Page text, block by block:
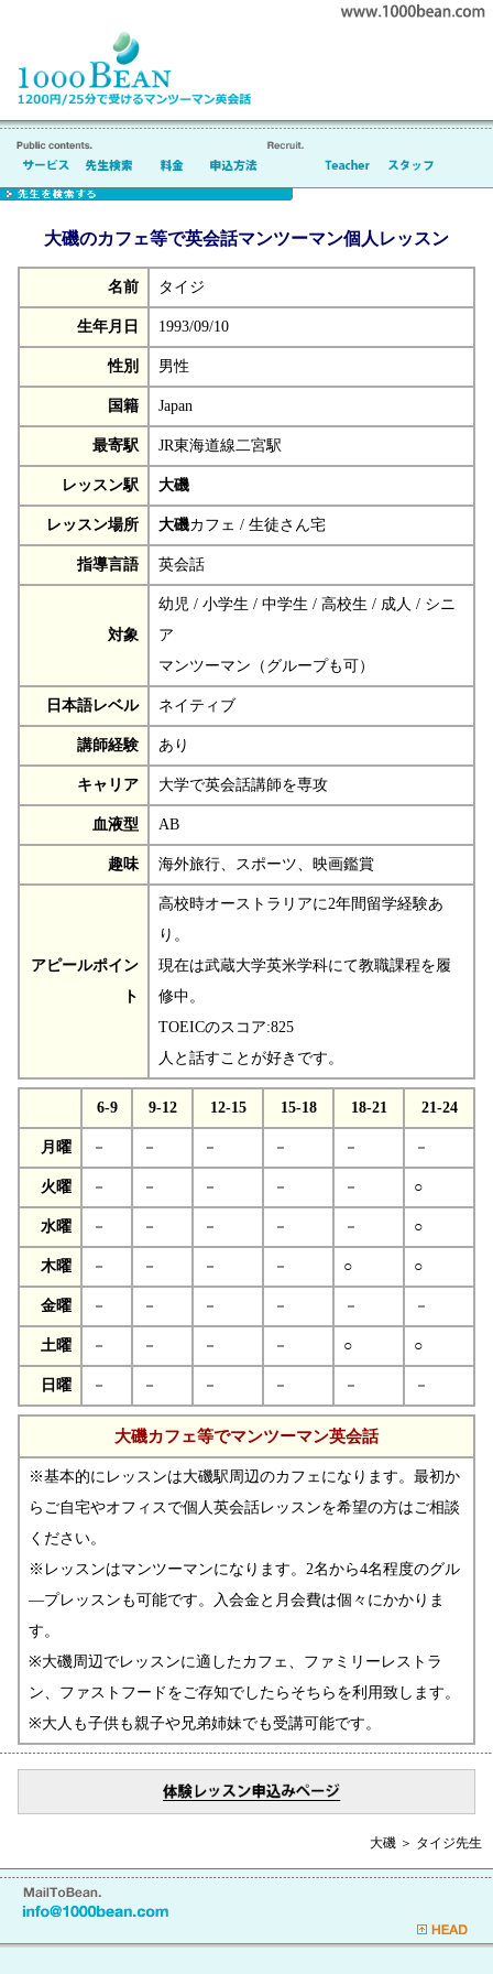
大磯のカフェ等で英会話マンツーマン個人レッスン
名前 タイジ
生年月日 1993/09/10
性別 男性
国籍 Japan
最寄駅 JR東海道線二宮駅
レッスン駅 大磯
レッスン場所 大磯カフェ / 生徒さん宅
指導言語 英会話
対象
幼児 / 小学生 / 中学生 / 高校生 / 成人 / シニ
ア
マンツーマン（グループも可）
日本語レベル ネイティブ
講師経験 あり
キャリア 大学で英会話講師を専攻
血液型 AB
趣味 海外旅行、スポーツ、映画鑑賞
アピールポイン
ト
高校時オーストラリアに2年間留学経験あ
り。
現在は武蔵大学英米学科にて教職課程を履
修中。
TOEICのスコア:825
人と話すことが好きです。
6-9 9-12 12-15 15-18 18-21 21-24
月曜 － － － － － －
火曜 － － － － － ○
水曜 － － － － － ○
木曜 － － － － ○ ○
金曜 － － － － － －
土曜 － － － － ○ ○
日曜 － － － － － －
大磯カフェ等でマンツーマン英会話
※基本的にレッスンは大磯駅周辺のカフェになります。最初か
らご自宅やオフィスで個人英会話レッスンを希望の方はご相談
ください。
※レッスンはマンツーマンになります。2名から4名程度のグル
―プレッスンも可能です。入会金と月会費は個々にかかりま
す。
※大磯周辺でレッスンに適したカフェ、ファミリーレストラ
ン、ファストフードをご存知でしたらそちらを利用致します。
※大人も子供も親子や兄弟姉妹でも受講可能です。
大磯 ＞ タイジ先生